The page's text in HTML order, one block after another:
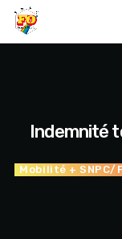
Indemnité
Mobilité + SNPC/